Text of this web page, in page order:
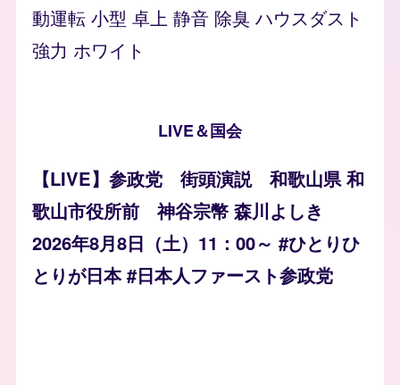
動運転 小型 卓上 静音 除臭 ハウスダスト
強力 ホワイト
LIVE＆国会
【LIVE】参政党 街頭演説 和歌山県 和
歌山市役所前 神谷宗幣 森川よしき
2026年8月8日（土）11：00～ #ひとりひ
とりが日本 #日本人ファースト参政党